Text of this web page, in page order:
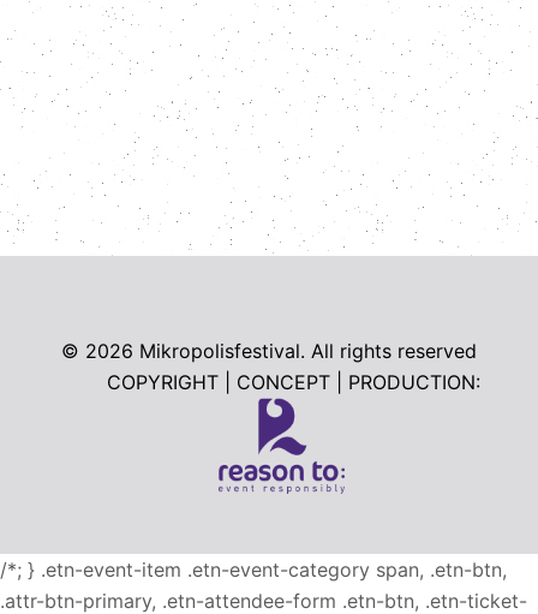
© 2026 Mikropolisfestival. All rights reserved
COPYRIGHT | CONCEPT | PRODUCTION:
/*; } .etn-event-item .etn-event-category span, .etn-btn,
.attr-btn-primary, .etn-attendee-form .etn-btn, .etn-ticket-